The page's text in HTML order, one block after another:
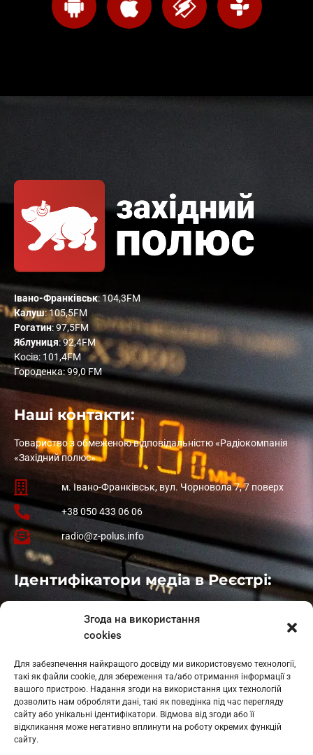
Згода на використання
cookies
Для забезпечення найкращого досвіду ми використовуємо технології,
такі як файли cookie, для збереження та/або отримання інформації з
вашого пристрою. Надання згоди на використання цих технологій
дозволить нам обробляти дані, такі як поведінка під час перегляду
сайту або унікальні ідентифікатори. Відмова від згоди або її
відкликання може негативно вплинути на роботу окремих функцій
сайту.
Івано-Франківськ: 104,3FM
Калуш: 105,5FM
Рогатин: 97,5FM
Яблуниця: 92,4FM
Косів: 101,4FM
Городенка: 99,0 FM
Наші контакти:
Товариство з обмеженою відповідальністю «Радіокомпанія
«Західний полюс»
м. Івано-Франківськ, вул. Чорновола 7, 7 поверх
+38 050 433 06 06
radio@z-polus.info
Ідентифікатори медіа в Реєстрі:
: L11-01410
: L11-01801
Косів: L11-01805
Гарасимів: L11-02274